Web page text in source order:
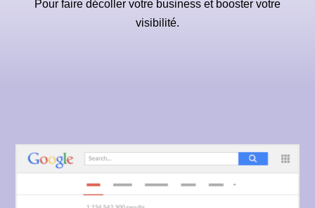
Pour faire décoller votre business et booster votre
visibilité.